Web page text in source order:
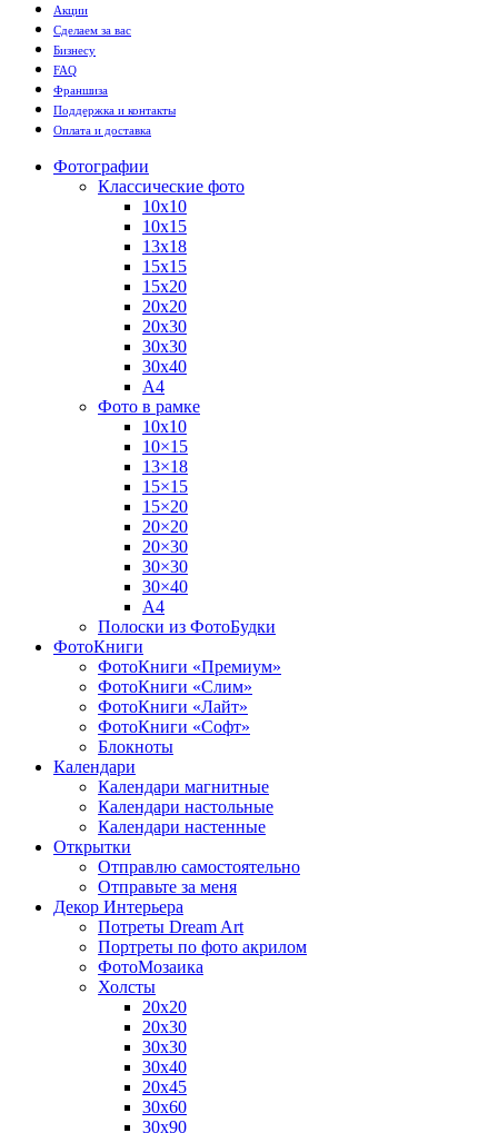
Акции
Сделаем за вас
Бизнесу
FAQ
Франшиза
Поддержка и контакты
Оплата и доставка
Фотографии
Классические фото
10х10
10х15
13х18
15х15
15х20
20х20
20х30
30х30
30х40
А4
Фото в рамке
10х10
10×15
13×18
15×15
15×20
20×20
20×30
30×30
30×40
A4
Полоски из ФотоБудки
ФотоКниги
ФотоКниги «Премиум»
ФотоКниги «Слим»
ФотоКниги «Лайт»
ФотоКниги «Софт»
Блокноты
Календари
Календари магнитные
Календари настольные
Календари настенные
Открытки
Отправлю самостоятельно
Отправьте за меня
Декор Интерьера
Потреты Dream Art
Портреты по фото акрилом
ФотоМозаика
Холсты
20х20
20х30
30х30
30х40
20х45
30х60
30х90